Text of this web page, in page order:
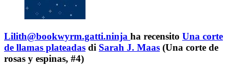
Lilith@bookwyrm.gatti.ninja ha recensito Una corte
de llamas plateadas di Sarah J. Maas (Una corte de
rosas y espinas, #4)